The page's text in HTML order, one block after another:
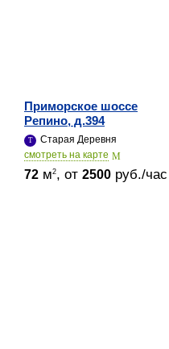
Приморское шоссе
Репино, д.394
Старая Деревня
cмотреть на карте
72 м2, от 2500 руб./час